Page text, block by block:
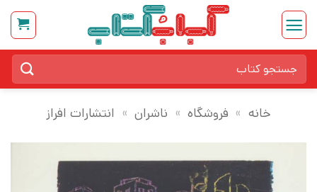
Skip
content
برای:
خانه » فروشگاه » ناشران » انتشارات افراز